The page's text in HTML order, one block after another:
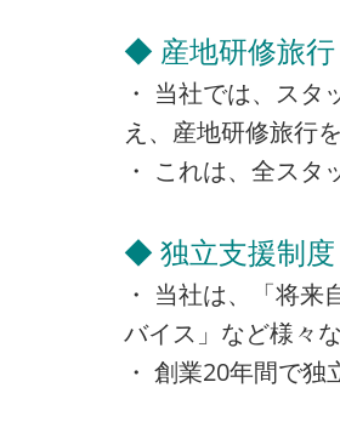
◆ 産地研修旅行
・ 当社では、ス
え、産地研修旅行
・ これは、全スタ
◆ 独立支援制度
・ 当社は、「将
バイス」など様々
・ 創業20年間で